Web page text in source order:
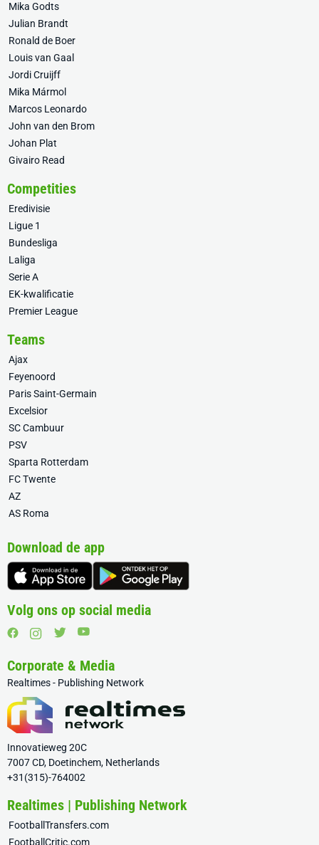
Mika Godts
Julian Brandt
Ronald de Boer
Louis van Gaal
Jordi Cruijff
Mika Mármol
Marcos Leonardo
John van den Brom
Johan Plat
Givairo Read
Competities
Eredivisie
Ligue 1
Bundesliga
Laliga
Serie A
EK-kwalificatie
Premier League
Teams
Ajax
Feyenoord
Paris Saint-Germain
Excelsior
SC Cambuur
PSV
Sparta Rotterdam
FC Twente
AZ
AS Roma
Download de app
Volg ons op social media
Corporate & Media
Realtimes - Publishing Network
Innovatieweg 20C
7007 CD, Doetinchem, Netherlands
+31(315)-764002
Realtimes | Publishing Network
FootballTransfers.com
FootballCritic.com